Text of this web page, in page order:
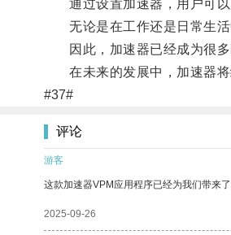
通过设置加速器，用户可以
无论是在工作还是日常生活
因此，加速器已经成为很多
在未来的发展中，加速器将
#37#
评论
游客
这款加速器VPM应用程序已经为我们带来
2025-09-26